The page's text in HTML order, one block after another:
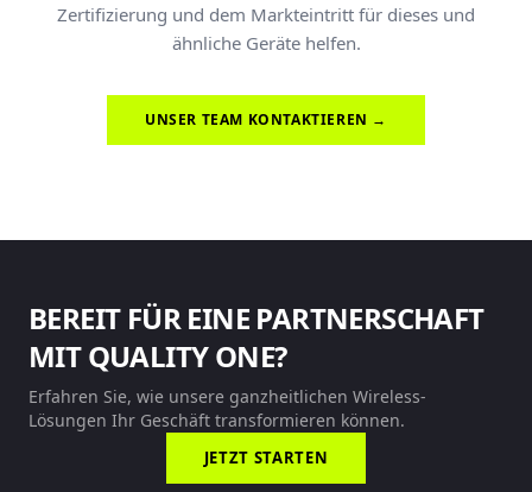
Zertifizierung und dem Markteintritt für dieses und
ähnliche Geräte helfen.
UNSER TEAM KONTAKTIEREN →
BEREIT FÜR EINE PARTNERSCHAFT
MIT QUALITY ONE?
Erfahren Sie, wie unsere ganzheitlichen Wireless-
Lösungen Ihr Geschäft transformieren können.
JETZT STARTEN